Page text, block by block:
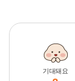
기대돼요